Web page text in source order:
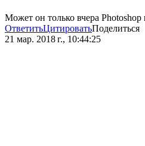
Может он только вчера Photoshop
ОтветитьЦитироватьПоделиться
21 мар. 2018 г., 10:44:25